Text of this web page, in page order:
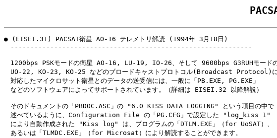
● (EISEI.31) PACSAT衛星 AO-16 テレメトリ解読 (1994年 3月18日)
-------------------------------------------------------------
1200bps PSKモードの衛星 AO-16, LU-19, IO-26、そして 9600bps G3RUHモード
UO-22, KO-23, KO-25 などのブロードキャストプロトコル(Broadcast Protocol)
対応したマイクロサット衛星とのデータの送受信には、一般に「PB.EXE, PG.EXE」
などのソフトウェアによってサポートされています。（詳細は EISEI.32 以降解説）
そのドキュメントの「PBDOC.ASC」の "6.0 KISS DATA LOGGING" という項目の中で
述べているように、Configuration File の「PG.CFG」で設定した "log_kiss 1"
により自動作成された "Kiss log" は、プログラムの「DTLM.EXE」（for UoSAT）、
あるいは「TLMDC.EXE」（for Microsat）により解読することができます。